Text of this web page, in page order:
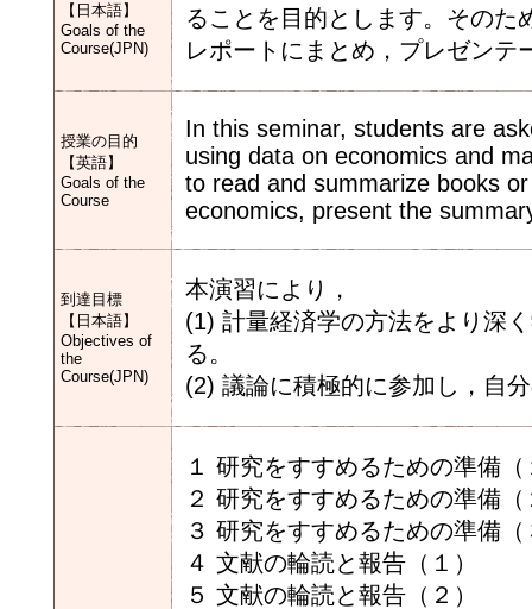
【日本語】
Goals of the
Course(JPN)
ることを目的とします。そのた
レポートにまとめ，プレゼンテ
授業の目的
【英語】
Goals of the
Course
In this seminar, students are
using data on economics and
to read and summarize books
economics, present the
到達目標
【日本語】
Objectives of
the
Course(JPN)
本演習により，
(1) 計量経済学の方法をより深
る。
(2) 議論に積極的に参加し，自
１ 研究をすすめるための準備
２ 研究をすすめるための準備
３ 研究をすすめるための準備
４ 文献の輪読と報告（１）
５ 文献の輪読と報告（２）